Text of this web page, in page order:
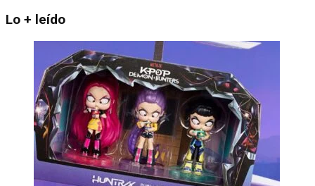
Lo + leído